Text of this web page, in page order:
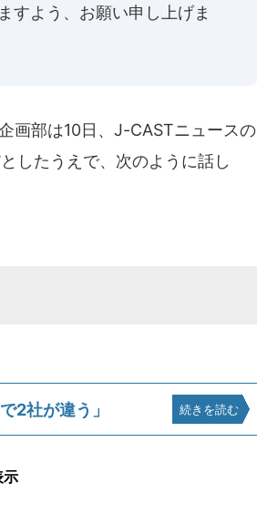
すよう、お願い申し上げま
画部は10日、J-CASTニュースの
したうえで、次のように話し
2社が違う」 続きを読む
示